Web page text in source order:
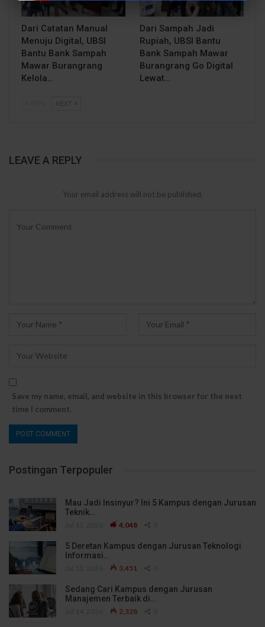
Dari Catatan Manual
Menuju Digital, UBSI
Bantu Bank Sampah
Mawar Burangrang
Kelola…
Dari Sampah Jadi
Rupiah, UBSI Bantu
Bank Sampah Mawar
Burangrang Go Digital
Lewat…
NEXT
LEAVE A REPLY
Your email address will not be published.
Save my name, email, and website in this browser for the next
time I comment.
Postingan Terpopuler
Mau Jadi Insinyur? Ini 5 Kampus dengan Jurusan
Teknik…
4,048
5 Deretan Kampus dengan Jurusan Teknologi
Informasi…
3,451
Sedang Cari Kampus dengan Jurusan
Manajemen Terbaik di…
2,328